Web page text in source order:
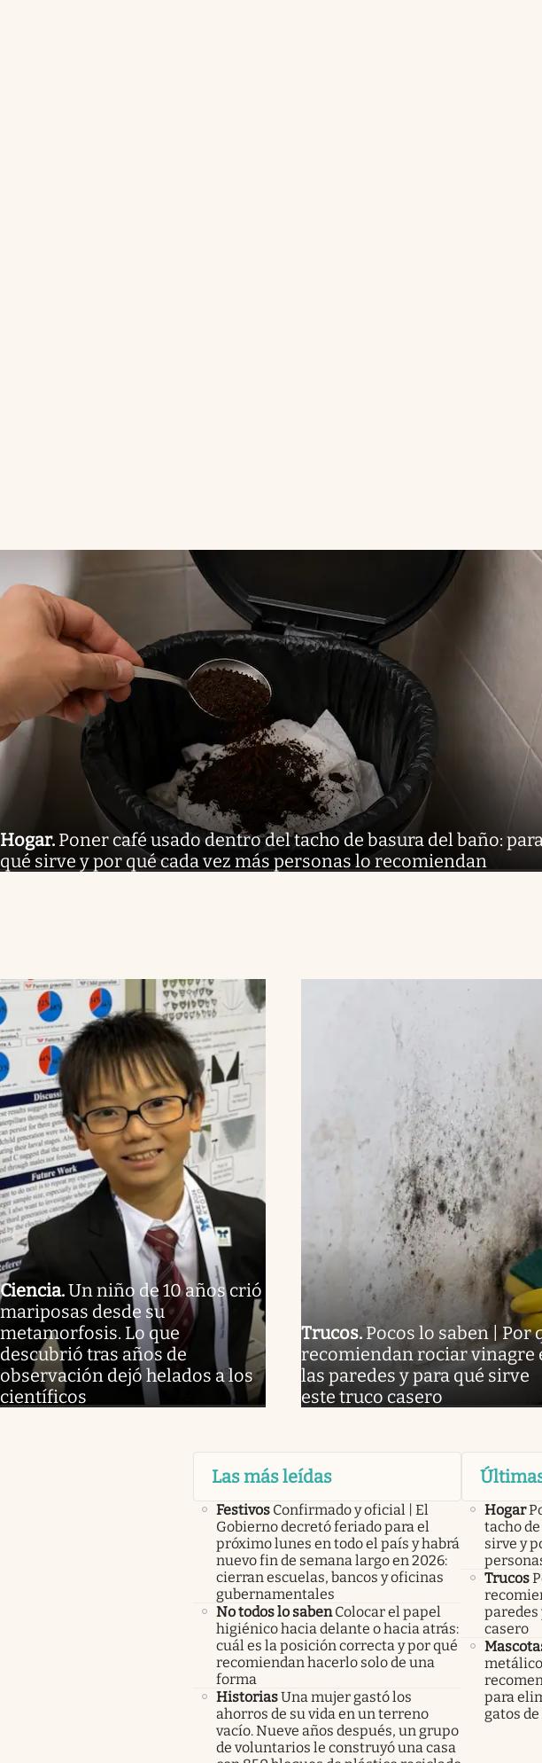
Hogar. Poner café usado dentro del tacho de basura del baño:
qué sirve y por qué cada vez más personas lo recomiendan
Ciencia.Un niño de 10 años crió
mariposas desde su
metamorfosis. Lo que
descubrió tras años de
observación dejó helados a los
científicos
Trucos.Pocos lo saben | Por
recomiendan rociar vinagre
las paredes y para qué sirve
este truco casero
Las más leídas
Festivos Confirmado y oficial | El
Gobierno decretó feriado para el
próximo lunes en todo el país y habrá
nuevo fin de semana largo en 2026:
cierran escuelas, bancos y oficinas
gubernamentales
No todos lo saben Colocar el papel
higiénico hacia delante o hacia atrás:
cuál es la posición correcta y por qué
recomiendan hacerlo solo de una
forma
HistoriasUna mujer gastó los
ahorros de su vida en un terreno
vacío. Nueve años después, un grupo
de voluntarios le construyó una casa
Hogar
tacho
sirve y
Trucos
paredes
casero
para
gatos